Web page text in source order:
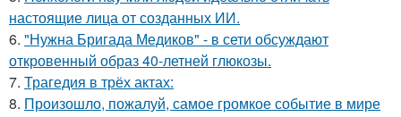
настоящие лица от созданных ИИ.
6. "Нужна Бригада Медиков" - в сети обсуждают
откровенный образ 40-летней глюкозы.
7. Трагедия в трёх актах:
8. Произошло, пожалуй, самое громкое событие в мире